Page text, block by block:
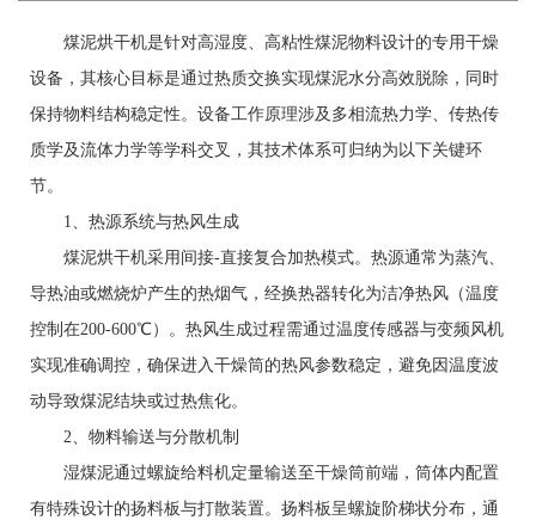
煤泥烘干机是针对高湿度、高粘性煤泥物料设计的专用干燥
设备，其核心目标是通过热质交换实现煤泥水分高效脱除，同时
保持物料结构稳定性。设备工作原理涉及多相流热力学、传热传
质学及流体力学等学科交叉，其技术体系可归纳为以下关键环
节。
1、热源系统与热风生成
煤泥烘干机采用间接-直接复合加热模式。热源通常为蒸汽、
导热油或燃烧炉产生的热烟气，经换热器转化为洁净热风（温度
控制在200-600℃）。热风生成过程需通过温度传感器与变频风机
实现准确调控，确保进入干燥筒的热风参数稳定，避免因温度波
动导致煤泥结块或过热焦化。
2、物料输送与分散机制
湿煤泥通过螺旋给料机定量输送至干燥筒前端，筒体内配置
有特殊设计的扬料板与打散装置。扬料板呈螺旋阶梯状分布，通